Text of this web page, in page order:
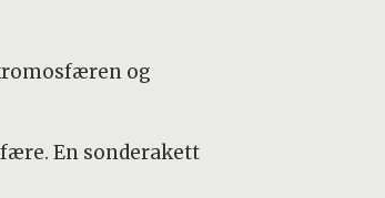
og
En sonderakett